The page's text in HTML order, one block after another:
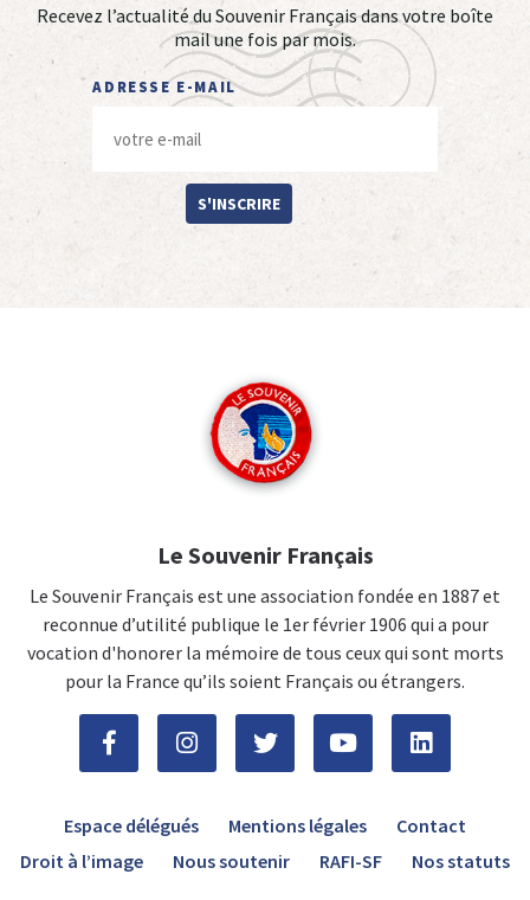
Recevez l’actualité du Souvenir Français dans votre boîte
mail une fois par mois.
ADRESSE E-MAIL
S'INSCRIRE
Le Souvenir Français
Le Souvenir Français est une association fondée en 1887 et
reconnue d’utilité publique le 1er février 1906 qui a pour
vocation d'honorer la mémoire de tous ceux qui sont morts
pour la France qu’ils soient Français ou étrangers.
Espace délégués Mentions légales
Contact
Droit à l’image
Nous soutenir RAFI-SF Nos statuts